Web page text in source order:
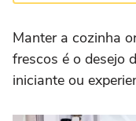
Manter a cozinha
frescos é o desejo
iniciante ou